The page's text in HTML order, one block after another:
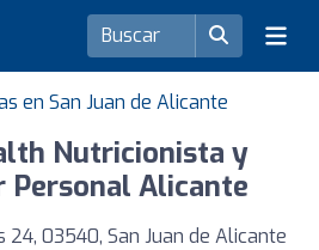
en San Juan de Alicante
Nutricionista y
Personal Alicante
24, 03540, San Juan de Alicante